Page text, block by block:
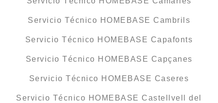
Servicio Técnico HOMEBASE Cambrils
Servicio Técnico HOMEBASE Capafonts
Servicio Técnico HOMEBASE Capçanes
Servicio Técnico HOMEBASE Caseres
Servicio Técnico HOMEBASE Castellvell del